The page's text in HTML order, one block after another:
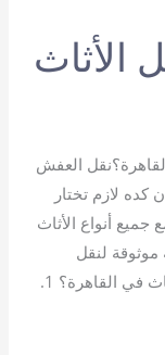
الأثاث
العفش
لازم تختار
أنواع الأثاث
لنقل
الأثاث؟ 📍 كيف تختار شركة موثوقة لنقل الأثاث في القاهرة؟ 1.